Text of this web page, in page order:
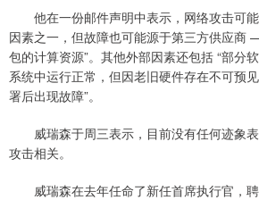
他在一份邮件声明中表示，网络攻击可能
因素之一，但故障也可能源于第三方供应商
包的计算资源”。其他外部因素还包括 “部分
系统中运行正常，但因老旧硬件存在不可预
署后出现故障”。
威瑞森于周三表示，目前没有任何迹象
攻击相关。
威瑞森在去年任命了新任首席执行官，聘